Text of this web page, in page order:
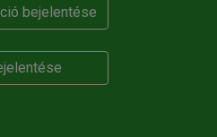
bejelentése